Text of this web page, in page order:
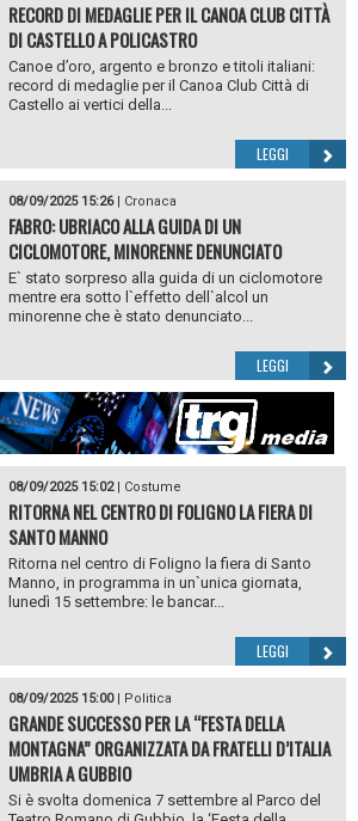
RECORD DI MEDAGLIE PER IL CANOA CLUB CITTÀ
DI CASTELLO A POLICASTRO
Canoe d’oro, argento e bronzo e titoli italiani:
record di medaglie per il Canoa Club Città di
Castello ai vertici della...
LEGGI
08/09/2025 15:26| Cronaca
FABRO: UBRIACO ALLA GUIDA DI UN
CICLOMOTORE, MINORENNE DENUNCIATO
E` stato sorpreso alla guida di un ciclomotore
mentre era sotto l`effetto dell`alcol un
minorenne che è stato denunciato...
LEGGI
08/09/2025 15:02| Costume
RITORNA NEL CENTRO DI FOLIGNO LA FIERA DI
SANTO MANNO
Ritorna nel centro di Foligno la fiera di Santo
Manno, in programma in un`unica giornata,
lunedì 15 settembre: le bancar...
LEGGI
08/09/2025 15:00| Politica
GRANDE SUCCESSO PER LA “FESTA DELLA
MONTAGNA” ORGANIZZATA DA FRATELLI D’ITALIA
UMBRIA A GUBBIO
Si è svolta domenica 7 settembre al Parco del